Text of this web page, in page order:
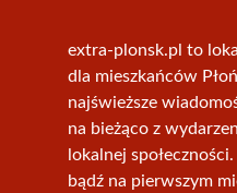
extra-plonsk.pl to
dla mieszkańców
najświeższe
na bieżąco z
lokalnej
bądź na pierwszym